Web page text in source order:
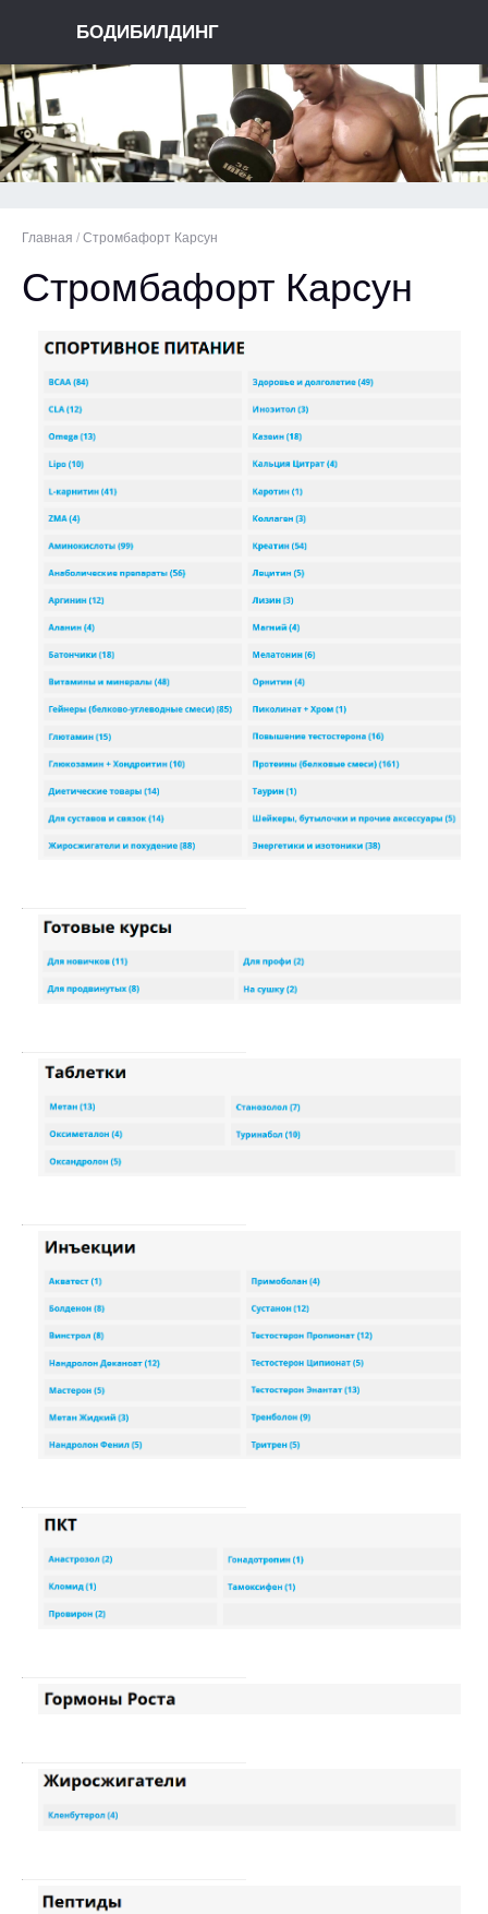
БОДИБИЛДИНГ
Главная / Стромбафорт Карсун
Стромбафорт Карсун